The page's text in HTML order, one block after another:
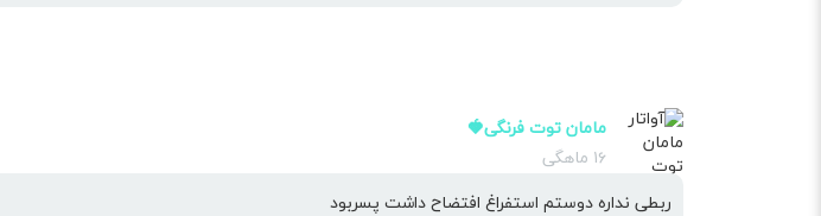
مامان توت فرنگی🍓
۱۶ ماهگی
ربطی نداره دوستم استفراغ افتضاح داشت پسربود